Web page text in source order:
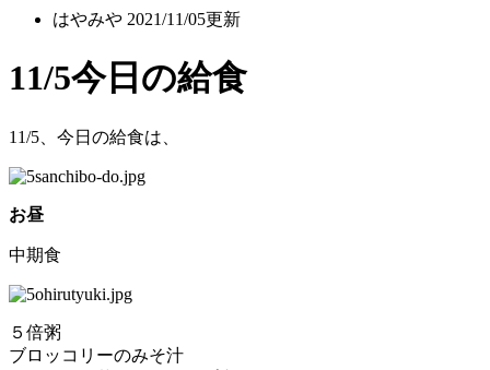
はやみや 2021/11/05更新
11/5今日の給食
11/5、今日の給食は、
お昼
中期食
５倍粥
ブロッコリーのみそ汁